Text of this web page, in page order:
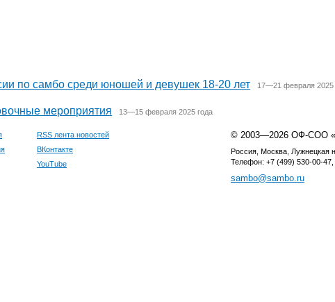
по самбо среди юношей и девушек 18-20 лет 17—21 февраля 2025
мероприятия 13—15 февраля 2025 года
RSS лента новостей
ВКонтакте
YouTube
© 2003—2026 ОФ-СОО
Россия, Москва, Лужнецкая
Телефон: +7 (499) 530-00-
sambo@sambo.ru